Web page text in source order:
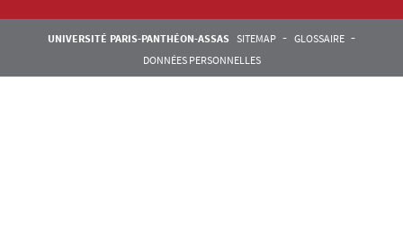
Pied de page Assas
UNIVERSITÉ PARIS-PANTHÉON-ASSAS SITEMAP
GLOSSAIRE
DONNÉES PERSONNELLES